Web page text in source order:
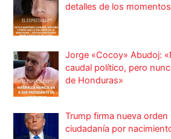
detalles de los
Jorge «Cocoy» Abudoj:
caudal político, pero
de Honduras»
Trump firma nueva
ciudadanía por